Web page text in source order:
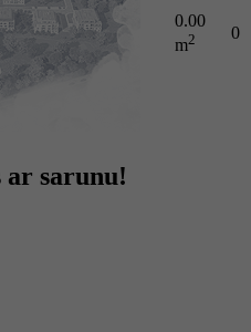
0.00
m2 0
ar sarunu!